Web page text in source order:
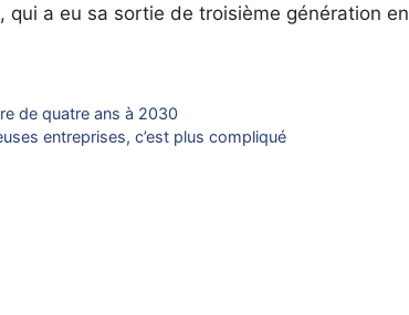
qui a eu sa sortie de troisième génération en
de quatre ans à 2030
entreprises, c’est plus compliqué